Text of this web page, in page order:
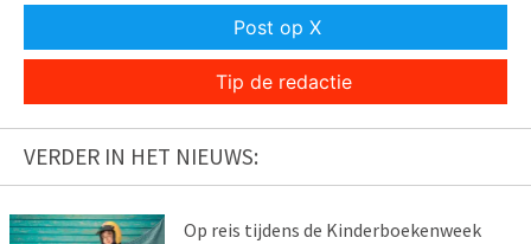
Post op X
Tip de redactie
VERDER IN HET NIEUWS:
Op reis tijdens de Kinderboekenweek